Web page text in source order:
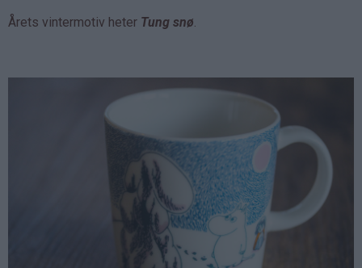
Årets vintermotiv heter Tung snø.